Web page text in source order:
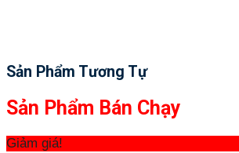
Sản Phẩm Tương Tự
Sản Phẩm Bán Chạy
Giảm giá!